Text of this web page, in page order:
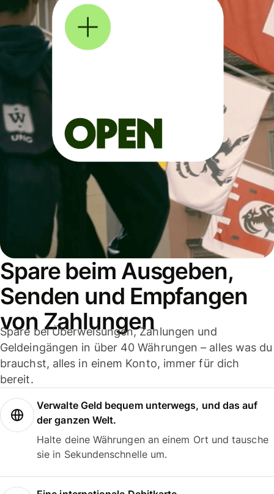
Spare beim Ausgeben,
Senden und Empfangen
von Zahlungen
Spare bei Überweisungen, Zahlungen und
Geldeingängen in über 40 Währungen – alles was du
brauchst, alles in einem Konto, immer für dich
bereit.
Verwalte Geld bequem unterwegs, und das auf
der ganzen Welt.
Halte deine Währungen an einem Ort und tausche
sie in Sekundenschnelle um.